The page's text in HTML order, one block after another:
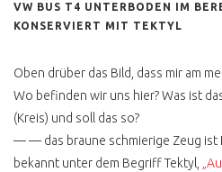
BOX
ID BUZZ ODER T1
KAUFEN
VW BUS T4 UNTERBODEN IM
KONSERVIERT MIT TEKTYL
Oben drüber das Bild, dass mir am
Wo befinden wir uns hier? Was ist
(Kreis) und soll das so?
— — das braune schmierige Zeug ist
bekannt unter dem Begriff Tektyl,